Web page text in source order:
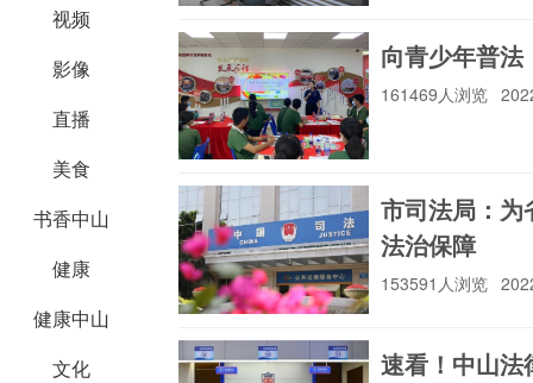
视频
影像
直播
美食
书香中山
健康
健康中山
文化
向青少年普法
161469人浏览
市司法局：为
法治保障
153591人浏览
速看！中山法